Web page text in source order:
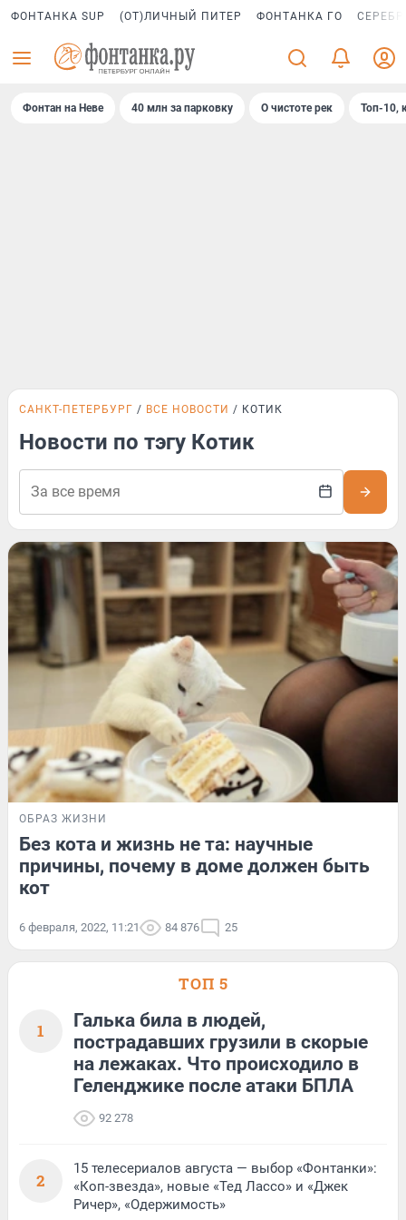
ФОНТАНКА SUP (ОТ)ЛИЧНЫЙ ПИТЕР ФОНТАНКА ГО
Фонтан на Неве 40 млн за парковку О чистоте рек Топ-10,
САНКТ-ПЕТЕРБУРГ ВСЕ НОВОСТИ КОТИК
Новости по тэгу Котик
ОБРАЗ ЖИЗНИ
Без кота и жизнь не та: научные
причины, почему в доме должен быть
кот
6 февраля, 2022, 11:21 84 876 25
ТОП 5
1
Галька била в людей,
пострадавших грузили в скорые
на лежаках. Что происходило в
Геленджике после атаки БПЛА
92 278
2
15 телесериалов августа — выбор «Фонтанки»:
«Коп-звезда», новые «Тед Лассо» и «Джек
Ричер», «Одержимость»